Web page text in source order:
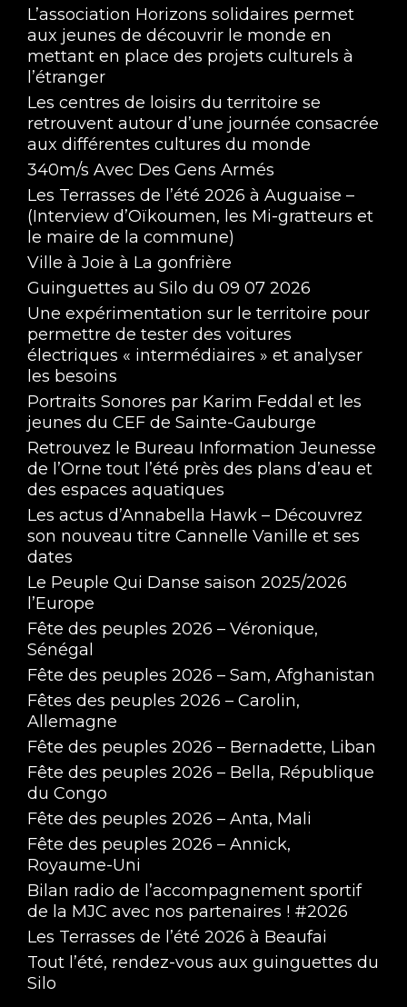
L’association Horizons solidaires permet
aux jeunes de découvrir le monde en
mettant en place des projets culturels à
l’étranger
Les centres de loisirs du territoire se
retrouvent autour d’une journée consacrée
aux différentes cultures du monde
340m/s Avec Des Gens Armés
Les Terrasses de l’été 2026 à Auguaise –
(Interview d’Oïkoumen, les Mi-gratteurs et
le maire de la commune)
Ville à Joie à La gonfrière
Guinguettes au Silo du 09 07 2026
Une expérimentation sur le territoire pour
permettre de tester des voitures
électriques « intermédiaires » et analyser
les besoins
Portraits Sonores par Karim Feddal et les
jeunes du CEF de Sainte-Gauburge
Retrouvez le Bureau Information Jeunesse
de l’Orne tout l’été près des plans d’eau et
des espaces aquatiques
Les actus d’Annabella Hawk – Découvrez
son nouveau titre Cannelle Vanille et ses
dates
Le Peuple Qui Danse saison 2025/2026
l’Europe
Fête des peuples 2026 – Véronique,
Sénégal
Fête des peuples 2026 – Sam, Afghanistan
Fêtes des peuples 2026 – Carolin,
Allemagne
Fête des peuples 2026 – Bernadette, Liban
Fête des peuples 2026 – Bella, République
du Congo
Fête des peuples 2026 – Anta, Mali
Fête des peuples 2026 – Annick,
Royaume-Uni
Bilan radio de l’accompagnement sportif
de la MJC avec nos partenaires ! #2026
Les Terrasses de l’été 2026 à Beaufai
Tout l’été, rendez-vous aux guinguettes du
Silo